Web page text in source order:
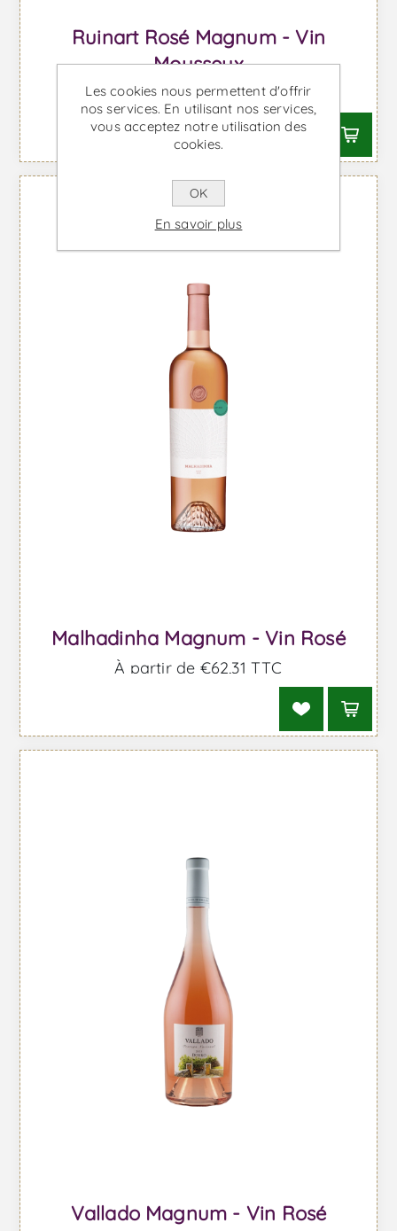
Ruinart Rosé Magnum - Vin
Mousseux
À partir de €238,56 TTC
Malhadinha Magnum - Vin Rosé
À partir de €62,31 TTC
Vallado Magnum - Vin Rosé
Les cookies nous permettent d'offrir
nos services. En utilisant nos services,
vous acceptez notre utilisation des
cookies.
OK
En savoir plus